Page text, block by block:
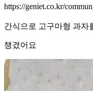
https://geniet.co.kr/
간식으로 고구마형 과자
챙겼어요